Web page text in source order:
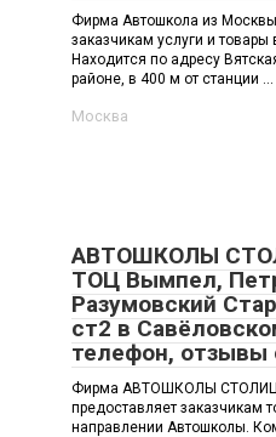
Фирма Автошкола из
заказчикам услуги и
Находится по адресу
районе, в 400 м от станции ...
Москва
АВТОШКОЛЫ
ТОЦ Вымпел,
Разумовский
ст2 в
телефон, отзывы
Фирма АВТОШКОЛЫ
предоставляет заказчикам
направлении Автошколы.